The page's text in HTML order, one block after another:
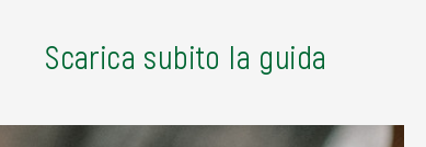
Scarica subito la guida